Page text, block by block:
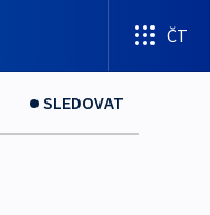
ČT
SLEDOVAT